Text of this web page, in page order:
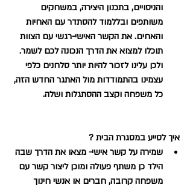
והניסויים, בתכנון היצירה, במשחקים
משותפים ובללמוד להסתדר עם האחיות
והאחים. את הקשר האישי-רגשי עם הצוות
תוכלו למצוא את הדרך הנכונה לכם לשמר.
ולכן עלינו לזכור להיות יותר סלחנים כלפי
עצמינו בהתמודדות מול האתגר החדש הזה,
כל משפחה וקצב ההסתגלות ושלה.
איך לסייע במסגרת הבית ?
שמירה על קשר אישי- מצאו את הדרך שבה
הילד כן משתף פעולה ומוכן ליצור קשר עם
משפחה קרובה, חברים או אנשי חינוך